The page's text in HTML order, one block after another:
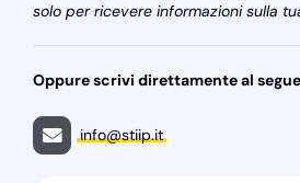
solo per ricevere informazioni sulla
Oppure scrivi direttamente al
info@stiip.it